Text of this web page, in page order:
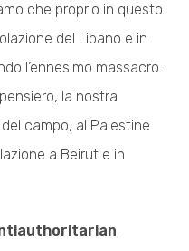
che proprio in questo
del Libano e in
l’ennesimo massacro.
la nostra
campo, al Palestine
a Beirut e in